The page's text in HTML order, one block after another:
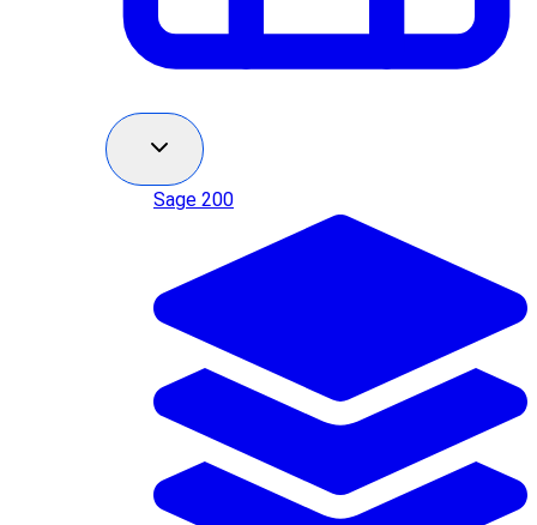
Sage 200